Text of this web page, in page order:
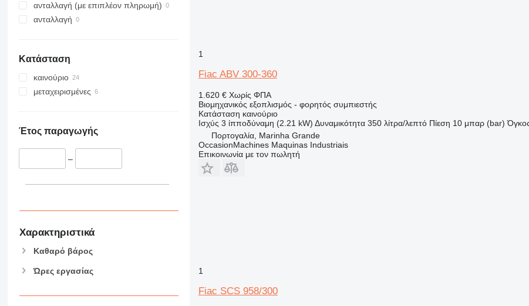
ανταλλαγή (με επιπλέον πληρωμή)
ανταλλαγή
Κατάσταση
καινούριο
μεταχειρισμένες
Έτος παραγωγής
–
Χαρακτηριστικά
Καθαρό βάρος
Ώρες εργασίας
1
Fiac ABV 300-360
1.620 € Χωρίς ΦΠΑ
Βιομηχανικός εξοπλισμός - φορητός συμπιεστής
Κατάσταση καινούριο
Ισχύς 3 ίπποδύναμη (2.21 kW) Δυναμικότητα 350 λίτρα/λεπτό Πίεση 10 μπαρ (bar)
Πορτογαλία, Marinha Grande
OccasionMachines Maquinas Industriais
Επικοινωνία με τον πωλητή
1
Fiac SCS 958/300